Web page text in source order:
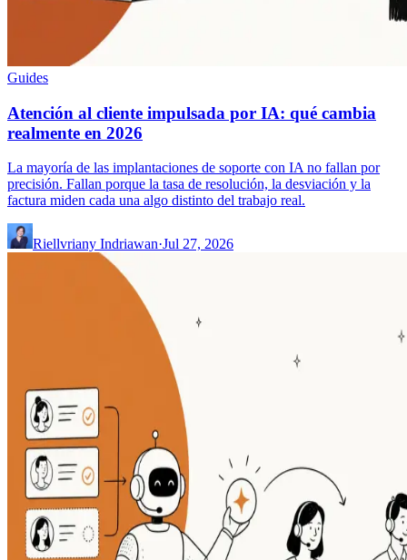
Guides
Atención al cliente impulsada por IA: qué cambia
realmente en 2026
La mayoría de las implantaciones de soporte con IA no fallan por
precisión. Fallan porque la tasa de resolución, la desviación y la
factura miden cada una algo distinto del trabajo real.
Riellvriany Indriawan·Jul 27, 2026